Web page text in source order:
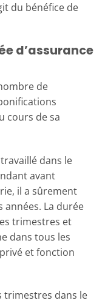
du bénéfice de
d’assurance
de
cours de sa
dans le
avant
il a sûrement
La durée
trimestres et
dans tous les
et fonction
trimestres dans le